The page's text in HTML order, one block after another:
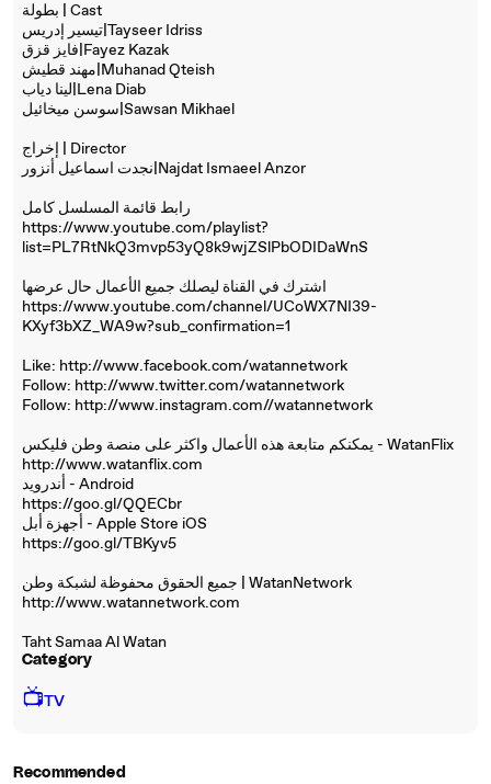
بطولة | Cast
تيسير إدريس|Tayseer Idriss
فايز قزق|Fayez Kazak
مهند قطيش|Muhanad Qteish
لينا دياب|Lena Diab
سوسن ميخائيل|Sawsan Mikhael
إخراج | Director
نجدت اسماعيل أنزور|Najdat Ismaeel Anzor
رابط قائمة المسلسل كامل
https://www.youtube.com/playlist?
list=PL7RtNkQ3mvp53yQ8k9wjZSlPbODIDaWnS
اشترك في القناة ليصلك جميع الأعمال حال عرضها
https://www.youtube.com/channel/UCoWX7NI39-
KXyf3bXZ_WA9w?sub_confirmation=1
Like: http://www.facebook.com/watannetwork
Follow: http://www.twitter.com/watannetwork
Follow: http://www.instagram.com//watannetwork
يمكنكم متابعة هذه الأعمال واكثر على منصة وطن فليكس - WatanFlix
http://www.watanflix.com
أندرويد - Android
https://goo.gl/QQECbr
أجهزة أبل - Apple Store iOS
https://goo.gl/TBKyv5
جميع الحقوق محفوظة لشبكة وطن | WatanNetwork
http://www.watannetwork.com
Taht Samaa Al Watan
Category
📺TV
Recommended